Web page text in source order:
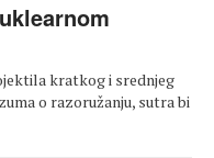
kratkog i srednjeg
o razoružanju, sutra bi